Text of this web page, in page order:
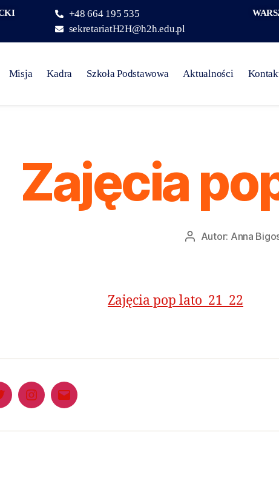
+48 664 195 535
sekretariatH2H@h2h.edu.pl
Misja Kadra Szkoła Podstawowa Aktualności
Zajęcia
Autor: Anna
Zajęcia pop lato_21_22